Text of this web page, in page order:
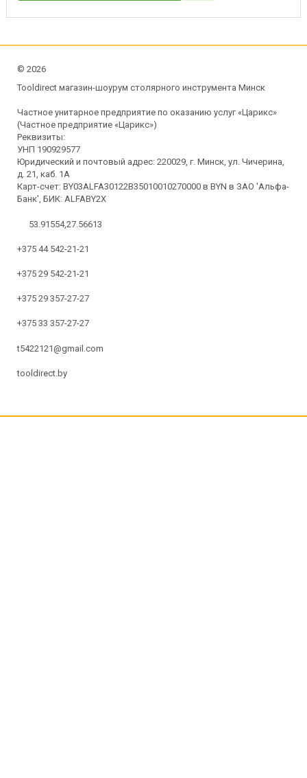
© 2026
Tooldirect магазин-шоурум столярного инструмента Минск
Частное унитарное предприятие по оказанию услуг «Царикс»
(Частное предприятие «Царикс»)
Реквизиты:
УНП 190929577
Юридический и почтовый адрес: 220029, г. Минск, ул. Чичерина,
д. 21, каб. 1А
Карт-счет: BY03ALFA30122B35010010270000 в BYN в ЗАО 'Альфа-
Банк', БИК: ALFABY2X
53.91554,27.56613
+375 44 542-21-21
+375 29 542-21-21
+375 29 357-27-27
+375 33 357-27-27
t5422121@gmail.com
tooldirect.by